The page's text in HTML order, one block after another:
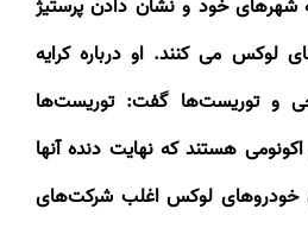
شهرهای خود و نشان دادن پرستیژ
لوکس می کنند. او درباره کرایه
و توریست‌ها گفت: توریست‌ها
هستند که نهایت دنده آنها
خودروهای لوکس اغلب شرکت‌های